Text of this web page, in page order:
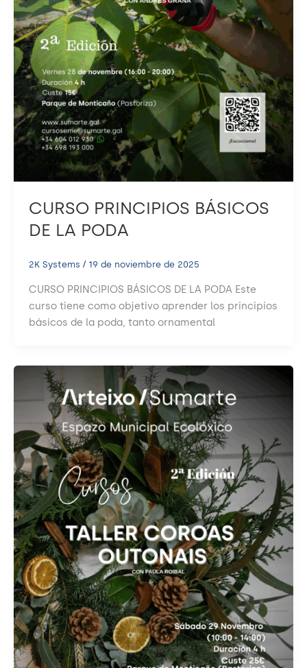
CURSO PRINCIPIOS BÁSICOS
DE LA PODA
2K Systems / 19 de noviembre de 2025
CURSO PRINCIPIOS BÁSICOS DE LA PODA Este
curso tiene como objetivo aprender los principios
básicos de la poda, tanto ornamental